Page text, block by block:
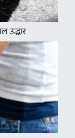
उद्धार